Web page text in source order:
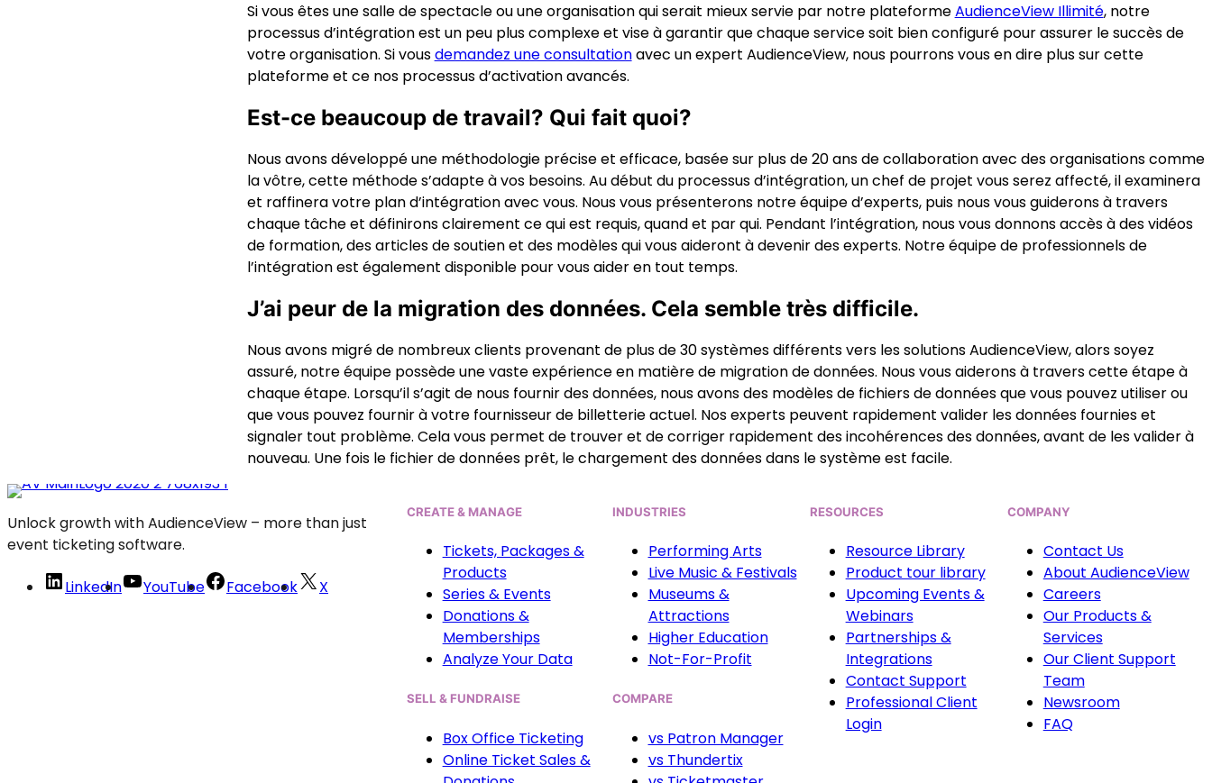
Si vous êtes une salle de spectacle ou une organisation qui serait mieux servie par notre plateformeAudienceView Illimité, notre
processus d’intégration est un peu plus complexe et vise à garantir que chaque service soit bien configuré pour assurer le succès de
votre organisation. Si vousdemandez une consultationavec un expert AudienceView, nous pourrons vous en dire plus sur cette
plateforme et ce nos processus d’activation avancés.
Est-ce beaucoup de travail? Qui fait quoi?
Nous avons développé une méthodologie précise et efficace, basée sur plus de 20 ans de collaboration avec des organisations comme
la vôtre, cette méthode s’adapte à vos besoins. Au début du processus d’intégration, un chef de projet vous serez affecté, il examinera
et raffinera votre plan d’intégration avec vous. Nous vous présenterons notre équipe d’experts, puis nous vous guiderons à travers
chaque tâche et définirons clairement ce qui est requis, quand et par qui. Pendant l’intégration, nous vous donnons accès à des vidéos
de formation, des articles de soutien et des modèles qui vous aideront à devenir des experts. Notre équipe de professionnels de
l’intégration est également disponible pour vous aider en tout temps.
J’ai peur de la migration des données. Cela semble très difficile.
Nous avons migré de nombreux clients provenant de plus de 30 systèmes différents vers les solutions AudienceView, alors soyez
assuré, notre équipe possède une vaste expérience en matière de migration de données. Nous vous aiderons à travers cette étape à
chaque étape. Lorsqu’il s’agit de nous fournir des données, nous avons des modèles de fichiers de données que vous pouvez utiliser ou
que vous pouvez fournir à votre fournisseur de billetterie actuel. Nos experts peuvent rapidement valider les données fournies et
signaler tout problème. Cela vous permet de trouver et de corriger rapidement des incohérences des données, avant de les valider à
nouveau. Une fois le fichier de données prêt, le chargement des données dans le système est facile.
Unlock growth with AudienceView – more than just
event ticketing software.
LinkedIn YouTube Facebook X
CREATE & MANAGE
Tickets, Packages &
Products
Series & Events
Donations &
Memberships
Analyze Your Data
SELL & FUNDRAISE
Box Office Ticketing
Online Ticket Sales &
INDUSTRIES
Performing Arts
Live Music & Festivals
Museums &
Attractions
Higher Education
Not-For-Profit
COMPARE
vs Patron Manager
vs Thundertix
RESOURCES
Resource Library
Product tour library
Upcoming Events &
Webinars
Partnerships &
Integrations
Contact Support
Professional Client
Login
COMPANY
Contact Us
About AudienceView
Careers
Our Products &
Services
Our Client Support
Team
Newsroom
FAQ